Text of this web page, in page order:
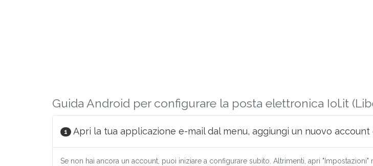
Guida Android per configurare la posta elettronica Iol.it
1 Apri la tua applicazione e-mail dal menu, aggiungi un nuovo account
Se non hai ancora un account, puoi iniziare a configurare subito. Altrimenti, apri